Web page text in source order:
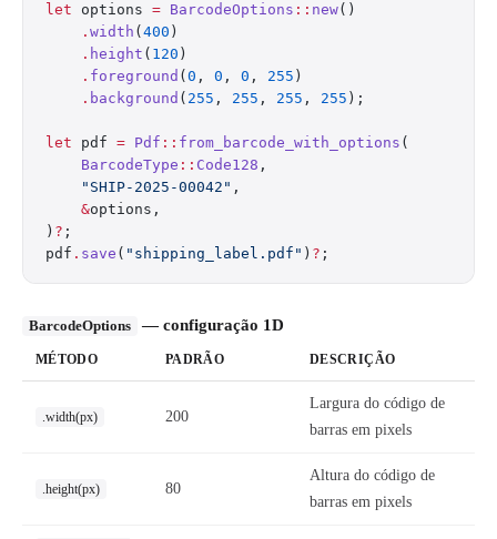
let options = BarcodeOptions :: new()
    .
width ( 400 )
    .
height ( 120 )
    .
foreground ( 0 , 0 , 0 , 255 )
    .
background ( 255 , 255 , 255 , 255 );
let pdf = Pdf :: from_barcode_with_options (
    BarcodeType
:: Code128 ,
    "SHIP-2025-00042"
,
    &
options,
) ? ;
pdf . save ( "shipping_label.pdf" ) ? ;
BarcodeOptions — configuração 1D
MÉTODO PADRÃO DESCRIÇÃO
.width(px) 200
Largura do código de
barras em pixels
.height(px) 80
Altura do código de
barras em pixels